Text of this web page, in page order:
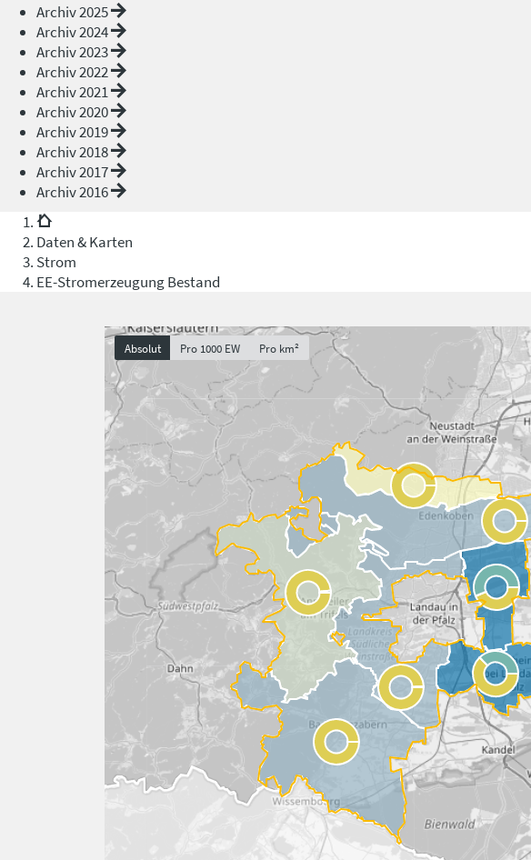
Archiv 2025
Archiv 2024
Archiv 2023
Archiv 2022
Archiv 2021
Archiv 2020
Archiv 2019
Archiv 2018
Archiv 2017
Archiv 2016
Daten & Karten
Strom
EE-Stromerzeugung Bestand
Absolut Pro 1000 EW Pro km²